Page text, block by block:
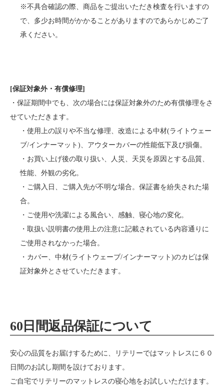
※不具合確認の際、商品をご提出いただき検査を行いますの
で、多少お時間がかかることがありますのであらかじめご了
承ください。
[保証対象外・有償修理]
・保証期間中でも、次の場合には保証対象外のため有償修理をさ
せていただきます。
・使用上の誤りや不当な修理、改造による中材(ライトウェー
ブ/インナーマット)、アウターカバーの性能低下及び損傷。
・お買い上げ後の取り扱い、人災、天災を原因とする品質、
性能、外観の劣化。
・ご購入日、ご購入先が不明な場合。保証書を紛失された場
合。
・ご使用や洗濯による風合い、感触、寝心地の変化。
・取扱い説明書の使用上の注意に記載されている内容通りに
ご使用されなかった場合。
・カバー、中材(ライトウェーブ/インナーマット)のカビは保
証対象外とさせていただきます。
60日間返品保証について
安心の品質をお届けするために、リテリーではマットレスに６０
日間のお試し期間を設けております。
ご自宅でリテリーのマットレスの寝心地をお試しいただけます。